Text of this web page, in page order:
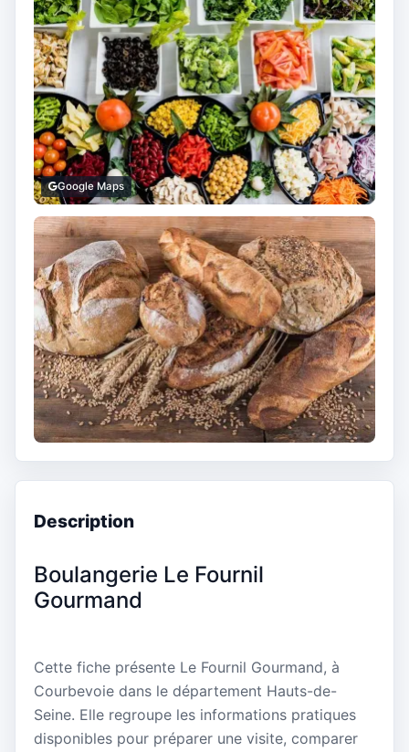
Google Maps
Description
Boulangerie Le Fournil
Gourmand
Cette fiche présente Le Fournil Gourmand, à
Courbevoie dans le département Hauts-de-
Seine. Elle regroupe les informations pratiques
disponibles pour préparer une visite, comparer